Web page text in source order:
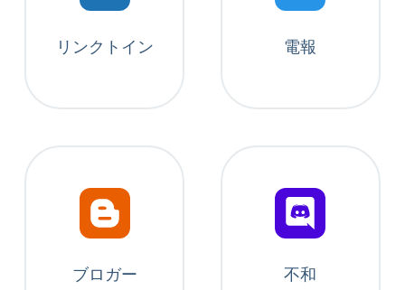
リンクトイン 電報
ブロガー 不和